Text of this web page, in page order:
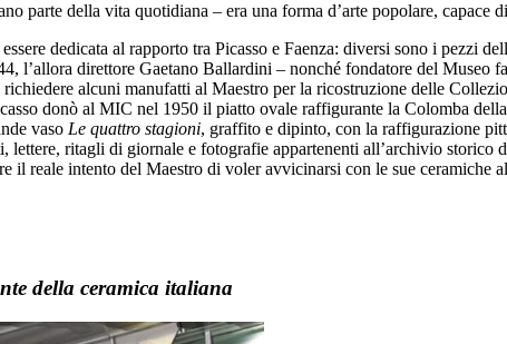
parte della vita quotidiana – era una forma d’arte popolare, capace
dedicata al rapporto tra Picasso e Faenza: diversi sono i pezzi
l’allora direttore Gaetano Ballardini – nonché fondatore del Museo
alcuni manufatti al Maestro per la ricostruzione delle
donò al MIC nel 1950 il piatto ovale raffigurante la Colomba
vaso Le quattro stagioni, graffito e dipinto, con la raffigurazione
ritagli di giornale e fotografie appartenenti all’archivio
il reale intento del Maestro di voler avvicinarsi con le sue ceramiche
della ceramica italiana